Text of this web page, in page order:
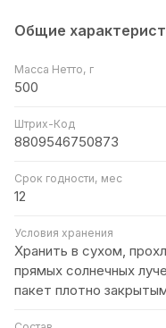
Общие
Масса Нетто, г
500
Штрих-Код
8809546750873
Срок годности, мес
12
Условия хранения
Хранить в сухом,
прямых солнечных
пакет плотно